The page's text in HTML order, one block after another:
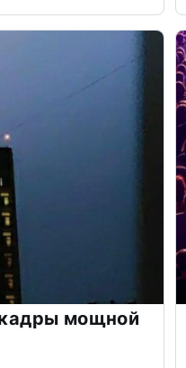
мощной